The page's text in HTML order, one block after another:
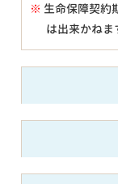
※ 生命保障契約
は出来かね